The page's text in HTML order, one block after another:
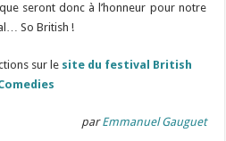
seront donc à l’honneur pour notre
So British !
sur le site du festival British
parEmmanuel Gauguet